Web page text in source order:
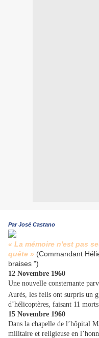
Par José Castano
« La mémoire n'est pas
quête » (Commandant
braises ")
12 Novembre 1960
Une nouvelle consternante
Aurès, les fells ont surpris un
d’hélicoptères, faisant 11 morts
15 Novembre 1960
Dans la chapelle de l’hôpital
militaire et religieuse en